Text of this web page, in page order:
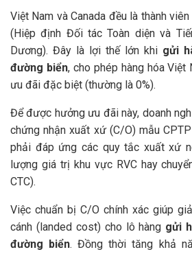
Việt Nam và Canada đều là thành
(Hiệp định Đối tác Toàn diện và
Dương). Đây là lợi thế lớn khi gửi
đường biển, cho phép hàng hóa
ưu đãi đặc biệt (thường là 0%).
Để được hưởng ưu đãi này, doanh
chứng nhận xuất xứ (C/O) mẫu
phải đáp ứng các quy tắc xuất xứ
lượng giá trị khu vực RVC hay
CTC).
Việc chuẩn bị C/O chính xác giúp
cánh (landed cost) cho lô hàng gửi
đường biển. Đồng thời tăng khả